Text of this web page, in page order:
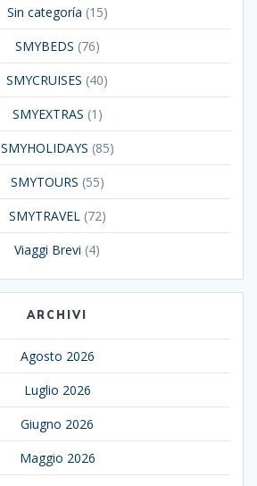
Sin categoría (15)
SMYBEDS (76)
SMYCRUISES (40)
SMYEXTRAS (1)
SMYHOLIDAYS (85)
SMYTOURS (55)
SMYTRAVEL(72)
Viaggi Brevi (4)
ARCHIVI
Agosto 2026
Luglio 2026
Giugno 2026
Maggio 2026